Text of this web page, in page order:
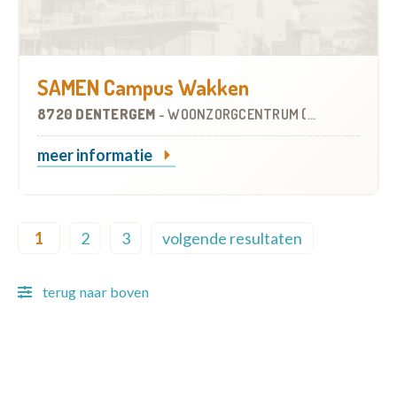
SAMEN Campus Wakken
8720 DENTERGEM -WOONZORGCENTRUM (WZC)
meer informatie
1 2 3 volgende resultaten
terug naar boven